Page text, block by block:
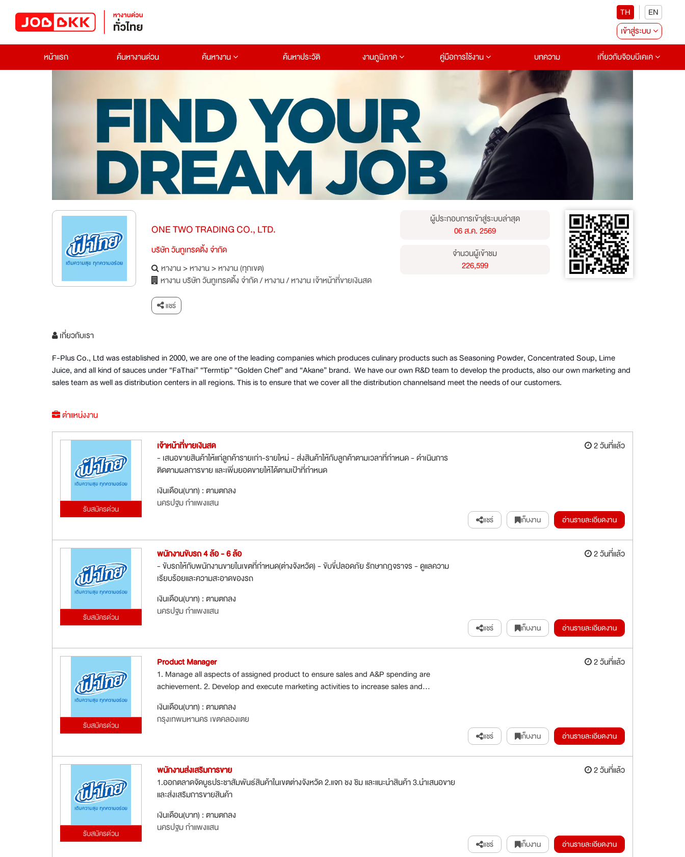
TH
EN
เข้าสู่ระบบ
หน้าแรก
ค้นหางานด่วน ค้นหางาน ค้นหาประวัติ งานภูมิภาค คู่มือการใช้งาน บทความ เกี่ยวกับจ๊อบบีเคเค
ONE TWO TRADING CO., LTD.
บริษัท วันทูเทรดดิ้ง จำกัด
หางาน>หางาน>หางาน (ทุกเขต)
หางาน บริษัท วันทูเทรดดิ้ง จำกัด/หางาน/หางาน เจ้าหน้าที่ขายเงินสด
แชร์
ผู้ประกอบการเข้าสู่ระบบล่าสุด
06 ส.ค. 2569
จำนวนผู้เข้าชม
226,599
เกี่ยวกับเรา
F-Plus Co., Ltd was established in 2000, we are one of the leading companies which produces culinary products such as Seasoning Powder, Concentrated Soup, Lime
Juice, and all kind of sauces under “FaThai” “Termtip” “Golden Chef” and “Akane” brand. We have our own R&D team to develop the products, also our own marketing and
sales team as well as distribution centers in all regions. This is to ensure that we cover all the distribution channelsand meet the needs of our customers.
ตำแหน่งงาน
รับสมัครด่วน
เจ้าหน้าที่ขายเงินสด
- เสนอขายสินค้าให้แก่ลูกค้ารายเก่า-รายใหม่ - ส่งสินค้าให้กับลูกค้าตามเวลาที่กำหนด - ดำเนินการ
ติดตามผลการขาย และเพิ่มยอดขายให้ได้ตามเป้าที่กำหนด
เงินเดือน(บาท) : ตามตกลง
นครปฐม กำแพงแสน
2 วันที่แล้ว
แชร์ เก็บงาน อ่านรายละเอียดงาน
รับสมัครด่วน
พนักงานขับรถ 4 ล้อ - 6 ล้อ
- ขับรถให้กับพนักงานขายในเขตที่กำหนด(ต่างจังหวัด) - ขับขี่ปลอดภัย รักษากฎจราจร - ดูแลความ
เรียบร้อยและความสะอาดของรถ
เงินเดือน(บาท) : ตามตกลง
นครปฐม กำแพงแสน
2 วันที่แล้ว
แชร์ เก็บงาน อ่านรายละเอียดงาน
รับสมัครด่วน
Product Manager
1. Manage all aspects of assigned product to ensure sales and A&P spending are
achievement. 2. Develop and execute marketing activities to increase sales and...
เงินเดือน(บาท) : ตามตกลง
กรุงเทพมหานคร เขตคลองเตย
2 วันที่แล้ว
แชร์ เก็บงาน อ่านรายละเอียดงาน
รับสมัครด่วน
พนักงานส่งเสริมการขาย
1.ออกตลาดจัดบูธประชาสัมพันธ์สินค้าในเขตต่างจังหวัด 2.แจก ชง ชิม และแนะนำสินค้า 3.นำเสนอขาย
และส่งเสริมการขายสินค้า
เงินเดือน(บาท) : ตามตกลง
นครปฐม กำแพงแสน
2 วันที่แล้ว
แชร์ เก็บงาน อ่านรายละเอียดงาน